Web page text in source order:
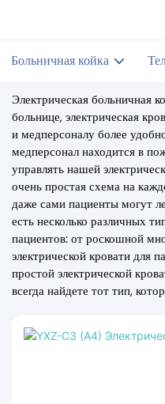
Больничная койка
Электрическая больничная
больнице, электрическая
и медперсоналу более
медперсонал находится в
управлять нашей
очень простая схема на
даже сами пациенты могут
есть несколько различных
пациентов: от роскошной
электрической кровати для
простой электрической
всегда найдете тот тип,